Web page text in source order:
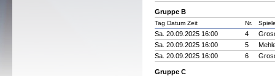
Gruppe B
Tag Datum Zeit Nr.
Sa. 20.09.2025 16:00 4
Sa. 20.09.2025 16:00
5
Sa. 20.09.2025 16:00
6
Gruppe C